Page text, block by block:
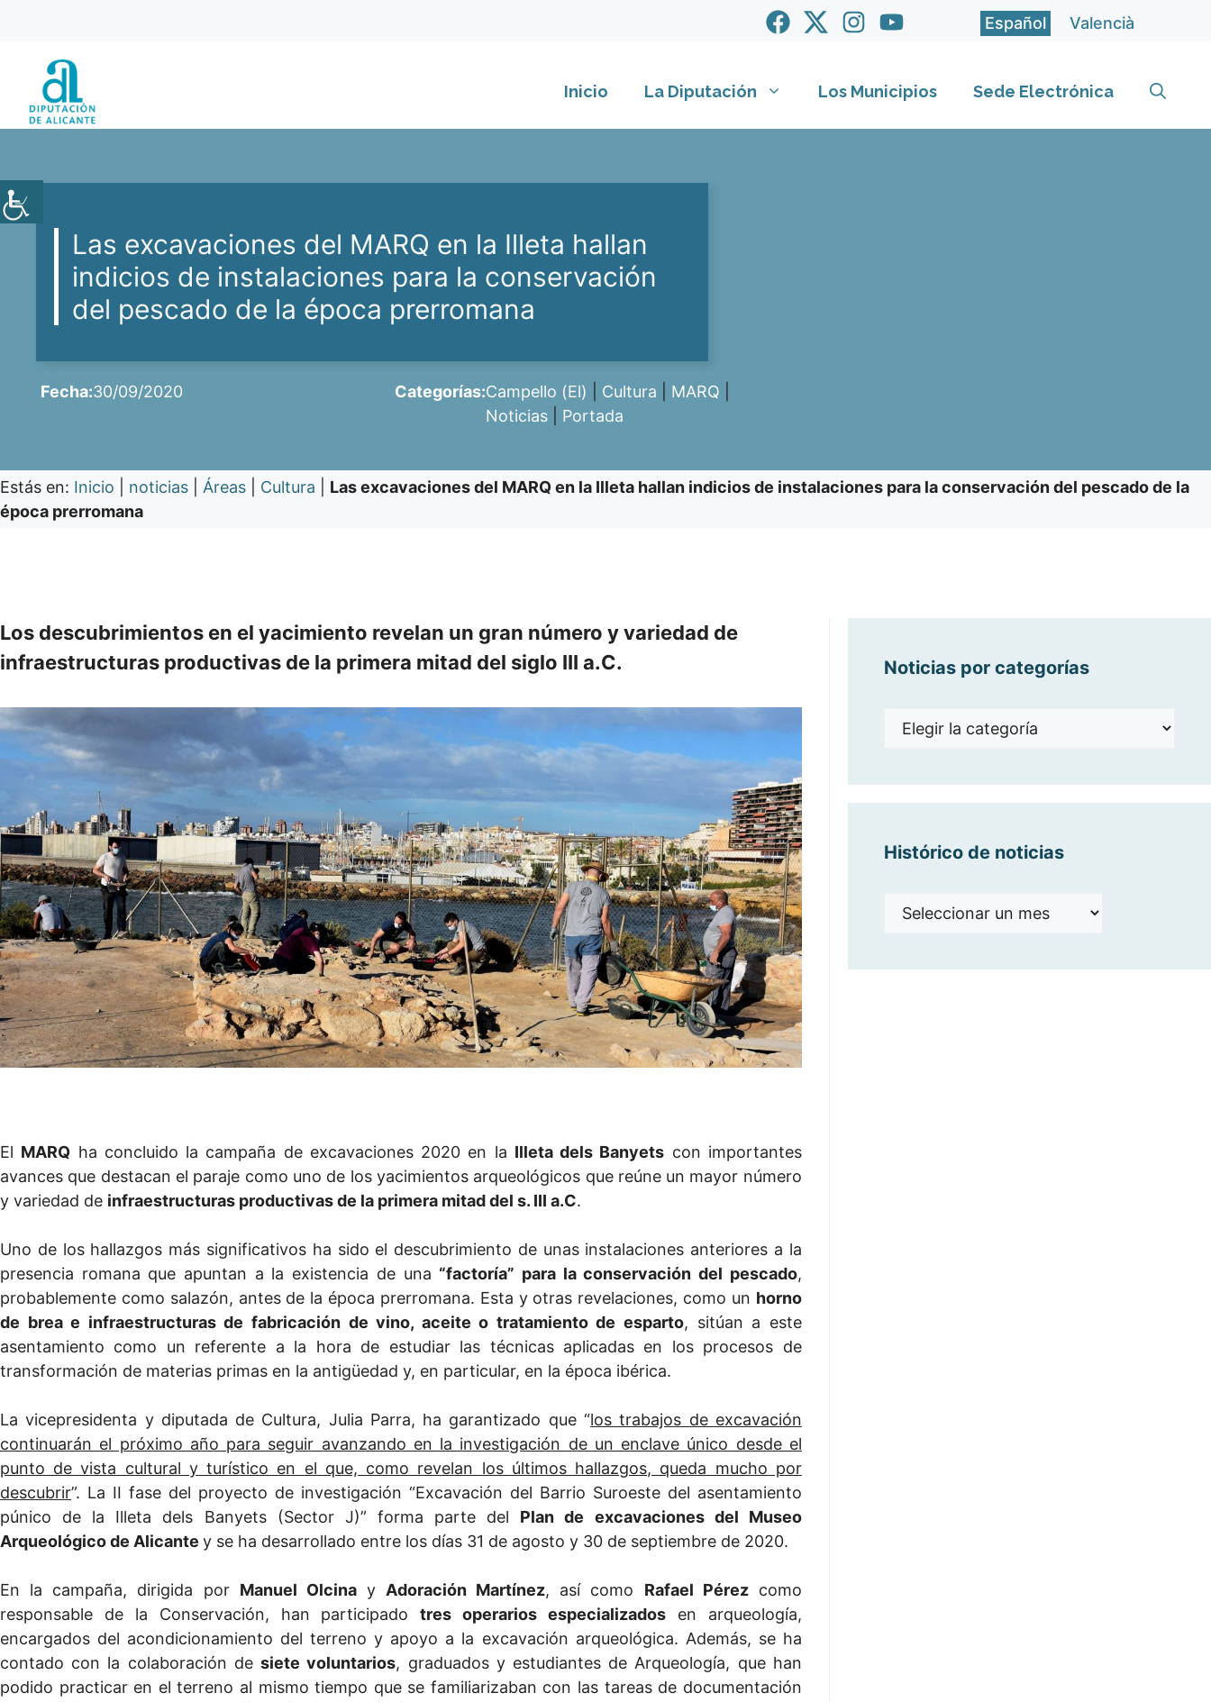
contenido
Español Valencià
Inicio La Diputación Los Municipios Sede Electrónica
Las excavaciones del MARQ en la Illeta hallan
indicios de instalaciones para la conservación
del pescado de la época prerromana
Fecha:30/09/2020 Categorías:Campello (El) Cultura MARQ
Noticias
Portada
Estás en: Inicio noticias Áreas Cultura
Las excavaciones del MARQ en la Illeta hallan indicios de instalaciones para la conservación del pescado de la
época prerromana
Los descubrimientos en el yacimiento revelan un gran número y variedad de
infraestructuras productivas de la primera mitad del siglo III a.C.
El MARQ ha concluido la campaña de excavaciones 2020 en la Illeta dels Banyets con importantes
avances que destacan el paraje como uno de los yacimientos arqueológicos que reúne un mayor número
y variedad de infraestructuras productivas de la primera mitad del s. III a.C.
Uno de los hallazgos más significativos ha sido el descubrimiento de unas instalaciones anteriores a la
presencia romana que apuntan a la existencia de una “factoría” para la conservación del pescado,
probablemente como salazón, antes de la época prerromana. Esta y otras revelaciones, como un horno
de brea e infraestructuras de fabricación de vino, aceite o tratamiento de esparto, sitúan a este
asentamiento como un referente a la hora de estudiar las técnicas aplicadas en los procesos de
transformación de materias primas en la antigüedad y, en particular, en la época ibérica.
La vicepresidenta y diputada de Cultura, Julia Parra, ha garantizado que “los trabajos de excavación
continuarán el próximo año para seguir avanzando en la investigación de un enclave único desde el
punto de vista cultural y turístico en el que, como revelan los últimos hallazgos, queda mucho por
descubrir”. La II fase del proyecto de investigación “Excavación del Barrio Suroeste del asentamiento
púnico de la Illeta dels Banyets (Sector J)” forma parte del Plan de excavaciones del Museo
Arqueológico de Alicante y se ha desarrollado entre los días 31 de agosto y 30 de septiembre de 2020.
En la campaña, dirigida por Manuel OlcinayAdoración Martínez, así como Rafael Pérezcomo
responsable de la Conservación, han participadotres operarios especializados en arqueología,
encargados del acondicionamiento del terreno y apoyo a la excavación arqueológica. Además, se ha
contado con la colaboración desiete voluntarios, graduados y estudiantes de Arqueología, que han
podido practicar en el terreno al mismo tiempo que se familiarizaban con las tareas de documentación
Noticias por categorías
Noticias
Histórico de noticias
Histórico